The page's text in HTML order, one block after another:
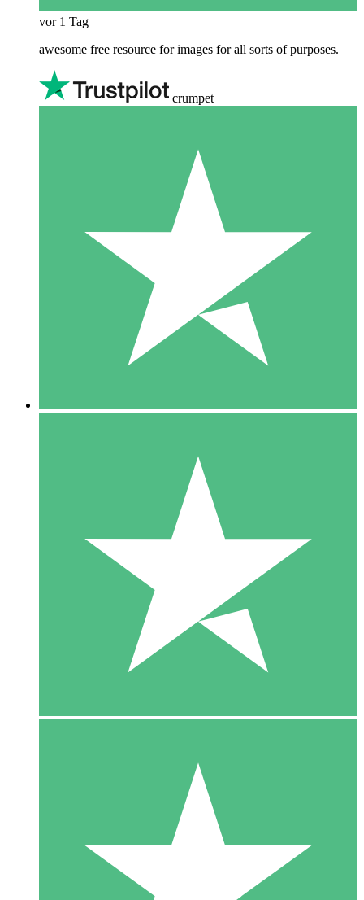
vor 1 Tag
awesome free resource for images for all sorts of purposes.
crumpet